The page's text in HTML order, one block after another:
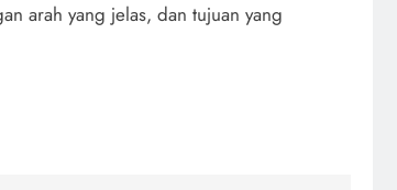
arah yang jelas, dan tujuan yang